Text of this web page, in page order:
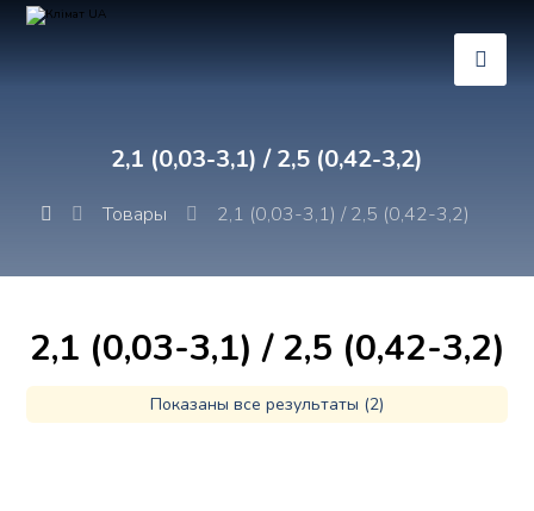
2,1 (0,03-3,1) / 2,5 (0,42-3,2)
Товары 2,1 (0,03-3,1) / 2,5 (0,42-3,2)
2,1 (0,03-3,1) / 2,5 (0,42-3,2)
Показаны все результаты (2)